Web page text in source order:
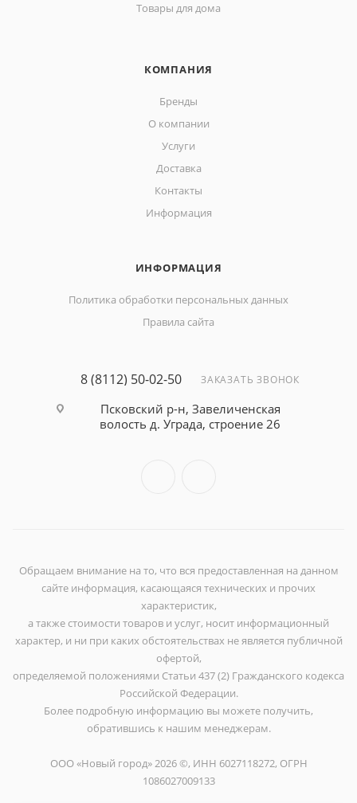
Товары для дома
КОМПАНИЯ
Бренды
О компании
Услуги
Доставка
Контакты
Информация
ИНФОРМАЦИЯ
Политика обработки персональных данных
Правила сайта
8 (8112) 50-02-50 ЗАКАЗАТЬ ЗВОНОК
Псковский р-н, Завеличенская
волость д. Уграда, строение 26
Обращаем внимание на то, что вся предоставленная на данном
сайте информация, касающаяся технических и прочих
характеристик,
а также стоимости товаров и услуг, носит информационный
характер, и ни при каких обстоятельствах не является публичной
офертой,
определяемой положениями Статьи 437 (2) Гражданского кодекса
Российской Федерации.
Более подробную информацию вы можете получить,
обратившись к нашим менеджерам.
ООО «Новый город» 2026 ©, ИНН 6027118272, ОГРН
1086027009133